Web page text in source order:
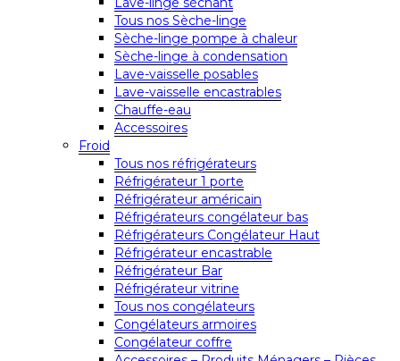
Tous nos Sèche-linge
Sèche-linge pompe à chaleur
Sèche-linge à condensation
Lave-vaisselle posables
Lave-vaisselle encastrables
Chauffe-eau
Accessoires
Froid
Tous nos réfrigérateurs
Réfrigérateur 1 porte
Réfrigérateur américain
Réfrigérateurs congélateur bas
Réfrigérateurs Congélateur Haut
Réfrigérateur encastrable
Réfrigérateur Bar
Réfrigérateur vitrine
Tous nos congélateurs
Congélateurs armoires
Congélateur coffre